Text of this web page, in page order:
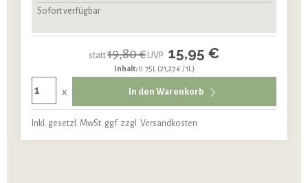
Sofort verfügbar
statt19,80 €UVP 15,95 €
Inhalt:0.75L (21,27 € / 1L)
x In den Warenkorb
Inkl. gesetzl. MwSt. ggf. zzgl. Versandkosten